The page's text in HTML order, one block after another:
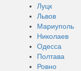
Луцк
Львов
Мариуполь
Николаев
Одесса
Полтава
Ровно